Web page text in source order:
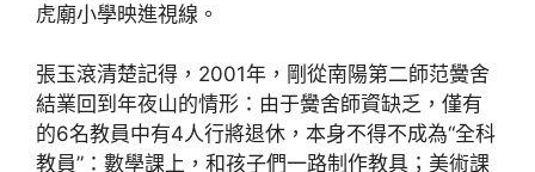
虎廟小學映進視線。
張玉滾清楚記得，2001年，剛從南陽第二師范黌舍
結業回到年夜山的情形：由于黌舍師資缺乏，僅有
的6名教員中有4人行將退休，本身不得不成為“全科
教員”：數學課上，和孩子們一路制作教具；美術課